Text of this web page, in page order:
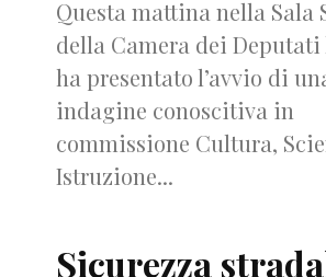
Questa mattina nella Sala
della Camera dei Deputati
ha presentato l’avvio di
indagine conoscitiva in
commissione Cultura,
Istruzione...
Sicurezza